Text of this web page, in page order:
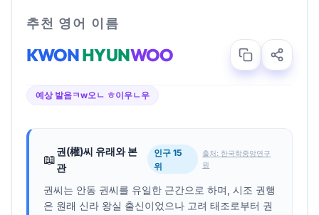
추천 영어 이름
KWONHYUNWOO
예상 발음ㅋw오ㄴ ㅎ이우ㄴ우
📖
권(權)씨 유래와 본
관
인구 15
위
출처: 한국학중앙연구
원
권씨는 안동 권씨를 유일한 근간으로 하며, 시조 권행
은 원래 신라 왕실 출신이었으나 고려 태조로부터 권